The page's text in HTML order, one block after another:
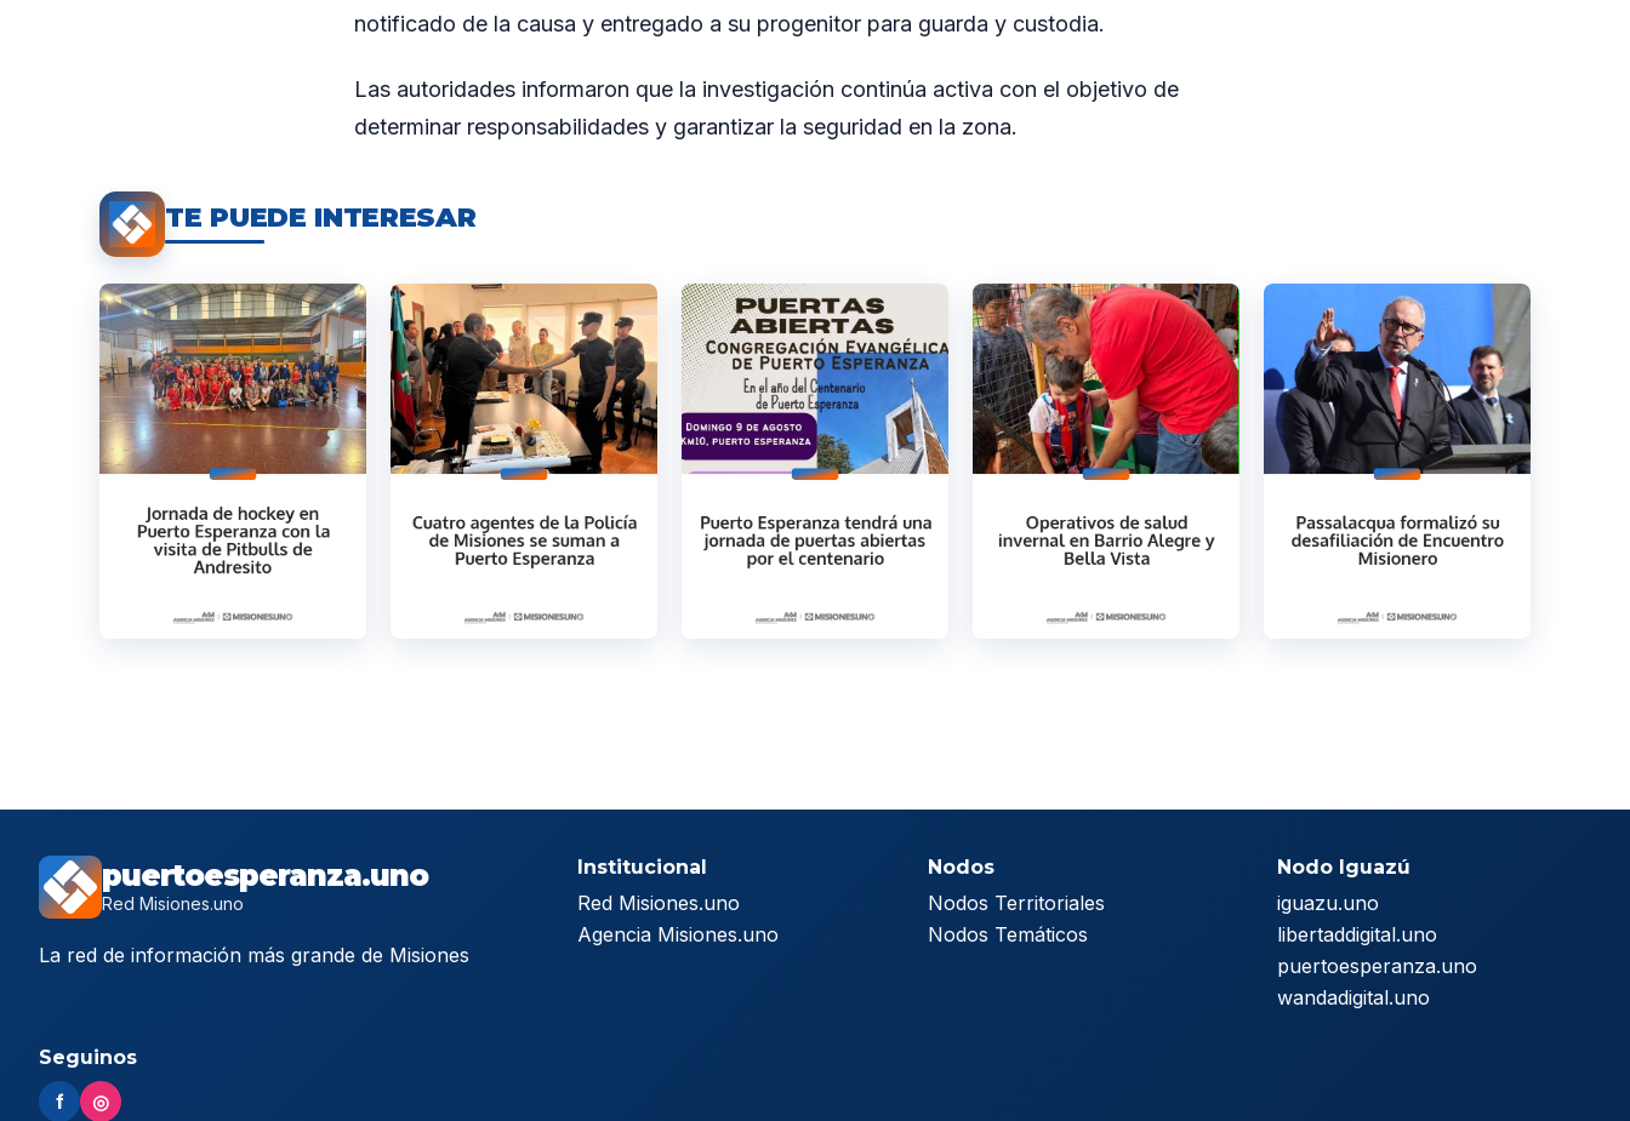
notificado de la causa y entregado a su progenitor para guarda y custodia.
Las autoridades informaron que la investigación continúa activa con el objetivo de
determinar responsabilidades y garantizar la seguridad en la zona.
TE PUEDE INTERESAR
puertoesperanza.uno
Red Misiones.uno
La red de información más grande de Misiones
Institucional
Red Misiones.uno
Agencia Misiones.uno
Nodos
Nodos Territoriales
Nodos Temáticos
Nodo Iguazú
iguazu.uno
libertaddigital.uno
puertoesperanza.uno
wandadigital.uno
Seguinos
f ◎